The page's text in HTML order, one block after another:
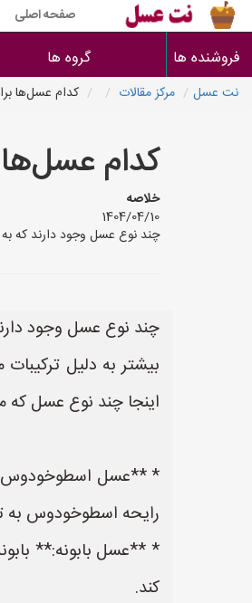
صفحه اصلی
فروشنده ها گروه ها
نت عسل مرکز مقالات کدام عسل‌ها
کدام
خلاصه
1404/04/10
چند نوع عسل وجود دارند که
چند نوع عسل وجود
بیشتر به دلیل
اینجا چند نوع عسل
* **عسل
رایحه اسطوخودوس به
* **عسل بابونه:**
کند.